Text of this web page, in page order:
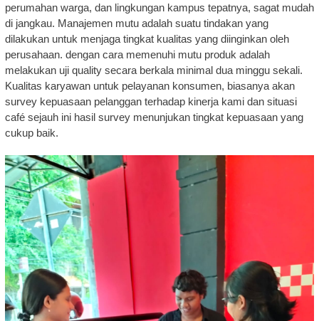
perumahan warga, dan lingkungan kampus tepatnya, sagat mudah
di jangkau. Manajemen mutu adalah suatu tindakan yang
dilakukan untuk menjaga tingkat kualitas yang diinginkan oleh
perusahaan. dengan cara memenuhi mutu produk adalah
melakukan uji quality secara berkala minimal dua minggu sekali.
Kualitas karyawan untuk pelayanan konsumen, biasanya akan
survey kepuasaan pelanggan terhadap kinerja kami dan situasi
café sejauh ini hasil survey menunjukan tingkat kepuasaan yang
cukup baik.